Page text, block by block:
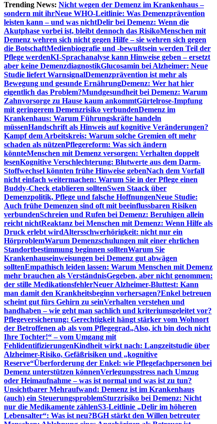
Trending News: Nicht wegen der Demenz im Krankenhaus –
sondern mit ihrNeue WHO-Leitlinie: Was Demenzprävention
leisten kann – und was nichtDelir bei Demenz: Wenn die
Akutphase vorbei ist, bleibt dennoch das RisikoMenschen mit
Demenz wehren sich nicht gegen Hilfe – sie wehren sich gegen
die BotschaftMedienbiografie und -bewußtsein werden Teil der
Pflege werdenKI-Sprachanalyse kann Hinweise geben – ersetzt
aber keine DemenzdiagnostikGlucosamin bei Alzheimer: Neue
Studie liefert WarnsignalDemenzprävention ist mehr als
Bewegung und gesunde ErnährungDemenz: Wer hat hier
eigentlich das Problem?Mundgesundheit bei Demenz: Warum
Zahnvorsorge zu Hause kaum ankommtGürtelrose-Impfung
mit geringerem Demenzrisiko verbundenDemenz im
Krankenhaus: Warum Führungskräfte handeln
müssenHandschrift als Hinweis auf kognitive Veränderungen?
Kampf dem Arbeitskreis: Warum solche Gremien oft mehr
schaden als nützenPflegereform: Was sich ändern
könnteMenschen mit Demenz versorgen: Verhalten doppelt
lesenKognitive Verschlechterung: Blutwerte aus dem Darm-
Stoffwechsel könnten frühe Hinweise gebenNach dem Vorfall
nicht einfach weitermachen: Warum Sie in der Pflege einen
Buddy-Check etablieren solltenSwen Staack über
Demenzpolitik, Pflege und falsche HoffnungenNeue Studie:
Auch frühe Demenzen sind oft mit beeinflussbaren Risiken
verbundenSchreien und Rufen bei Demenz: Beruhigen allein
reicht nichtReaktanz bei Menschen mit Demenz: Wenn Hilfe als
Druck erlebt wirdAltersschwerhörigkeit: nicht nur ein
HörproblemWarum Demenzschulungen mit einer ehrlichen
Standortbestimmung beginnen solltenWarum Sie
Krankenhauseinweisungen bei Demenz gut abwägen
solltenEmpathisch leiden lassen: Warum Menschen mit Demenz
mehr brauchen als VerständnisGegeben, aber nicht genommen:
der stille MedikationsfehlerNeuer Alzheimer-Bluttest: Kann
man damit den Krankheitsbeginn vorhersagen?Enkel betreuen
scheint gut fürs Gehirn zu seinVerhalten verstehen und
handhaben – wie geht man sachlich und kriteriumsgeleitet vor?
Pflegeversicherung: Gerechtigkeit hängt stärker vom Wohnort
der Betroffenen ab als vom Pflegegrad„Also, ich bin doch nicht
Ihre Tochter!“ – vom Umgang mit
FehlidentifizierungenKindheit wirkt nach: Langzeitstudie über
Alzheimer-Risiko, Gefäßrisiken und „kognitive
Reserve“Überforderung der Enkel: wie Pflegefachpersonen bei
Demenz unterstützen könnenVerlegungsstress nach Umzug
oder Heimaufnahme – was ist normal und was ist zu tun?
Unsichtbarer Mehraufwand: Demenz ist im Krankenhaus
(auch) ein SteuerungsproblemSturzrisiko bei Demenz: Nicht
nur die Medikamente zählenS3-Leitlinie „Delir im höheren
Lebensalter“: Was ist neu?BGH stärkt den Willen betreuter